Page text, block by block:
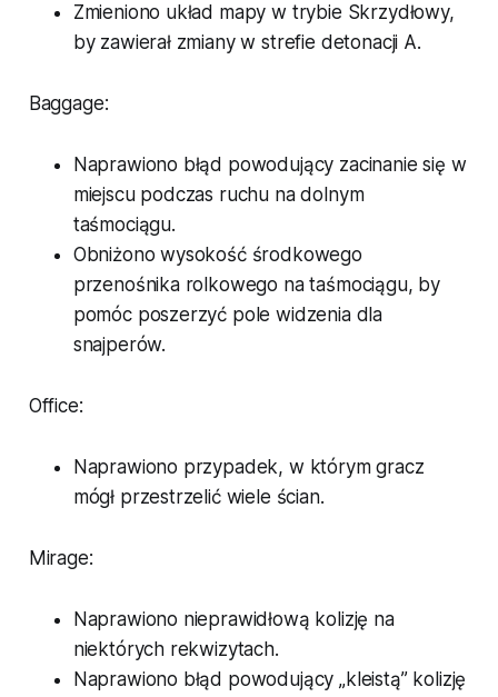
Zmieniono układ mapy w trybie Skrzydłowy,
by zawierał zmiany w strefie detonacji A.
Baggage:
Naprawiono błąd powodujący zacinanie się w
miejscu podczas ruchu na dolnym
taśmociągu.
Obniżono wysokość środkowego
przenośnika rolkowego na taśmociągu, by
pomóc poszerzyć pole widzenia dla
snajperów.
Office:
Naprawiono przypadek, w którym gracz
mógł przestrzelić wiele ścian.
Mirage:
Naprawiono nieprawidłową kolizję na
niektórych rekwizytach.
Naprawiono błąd powodujący „kleistą” kolizję